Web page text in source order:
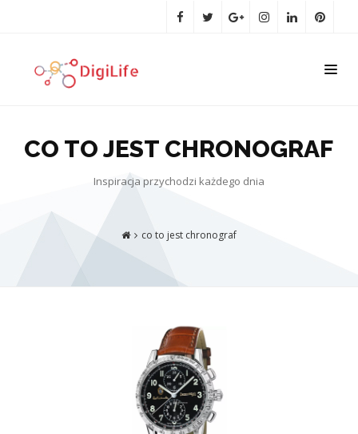
CO TO JEST CHRONOGRAF
Inspiracja przychodzi każdego dnia
co to jest chronograf